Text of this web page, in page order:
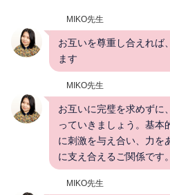
MIKO先生
お互いを尊重し合えれば
ます
MIKO先生
お互いに完璧を求めずに
っていきましょう。基本
に刺激を与え合い、力を
に支え合えるご関係です。
MIKO先生